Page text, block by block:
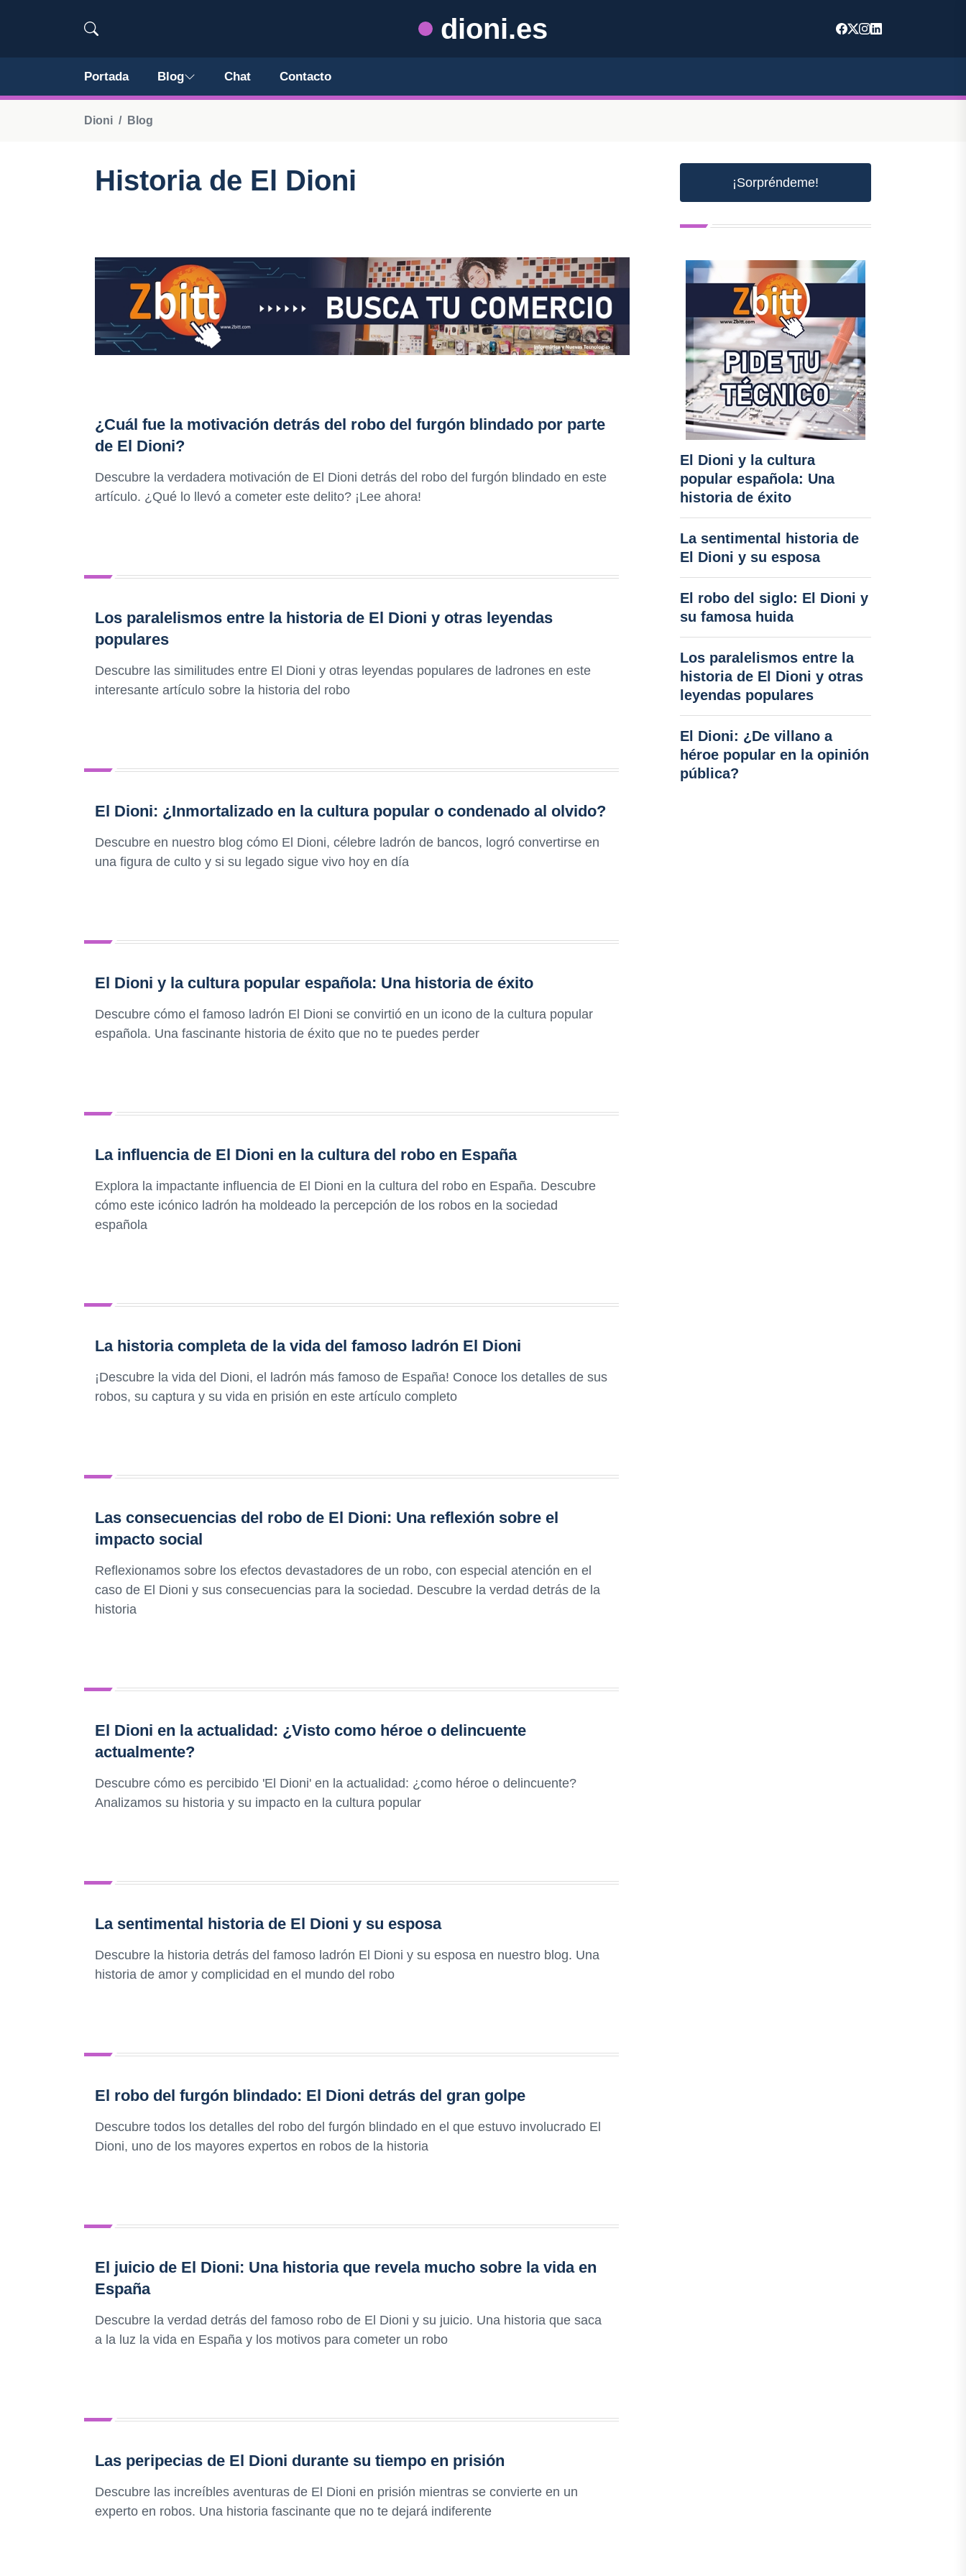
dioni.es
Portada Blog Chat Contacto
Dioni Blog
Historia de El Dioni
¿Cuál fue la motivación detrás del robo del furgón blindado por parte
de El Dioni?
Descubre la verdadera motivación de El Dioni detrás del robo del furgón blindado en este
artículo. ¿Qué lo llevó a cometer este delito? ¡Lee ahora!
Los paralelismos entre la historia de El Dioni y otras leyendas
populares
Descubre las similitudes entre El Dioni y otras leyendas populares de ladrones en este
interesante artículo sobre la historia del robo
El Dioni: ¿Inmortalizado en la cultura popular o condenado al olvido?
Descubre en nuestro blog cómo El Dioni, célebre ladrón de bancos, logró convertirse en
una figura de culto y si su legado sigue vivo hoy en día
El Dioni y la cultura popular española: Una historia de éxito
Descubre cómo el famoso ladrón El Dioni se convirtió en un icono de la cultura popular
española. Una fascinante historia de éxito que no te puedes perder
La influencia de El Dioni en la cultura del robo en España
Explora la impactante influencia de El Dioni en la cultura del robo en España. Descubre
cómo este icónico ladrón ha moldeado la percepción de los robos en la sociedad
española
La historia completa de la vida del famoso ladrón El Dioni
¡Descubre la vida del Dioni, el ladrón más famoso de España! Conoce los detalles de sus
robos, su captura y su vida en prisión en este artículo completo
Las consecuencias del robo de El Dioni: Una reflexión sobre el
impacto social
Reflexionamos sobre los efectos devastadores de un robo, con especial atención en el
caso de El Dioni y sus consecuencias para la sociedad. Descubre la verdad detrás de la
historia
El Dioni en la actualidad: ¿Visto como héroe o delincuente
actualmente?
Descubre cómo es percibido 'El Dioni' en la actualidad: ¿como héroe o delincuente?
Analizamos su historia y su impacto en la cultura popular
La sentimental historia de El Dioni y su esposa
Descubre la historia detrás del famoso ladrón El Dioni y su esposa en nuestro blog. Una
historia de amor y complicidad en el mundo del robo
El robo del furgón blindado: El Dioni detrás del gran golpe
Descubre todos los detalles del robo del furgón blindado en el que estuvo involucrado El
Dioni, uno de los mayores expertos en robos de la historia
El juicio de El Dioni: Una historia que revela mucho sobre la vida en
España
Descubre la verdad detrás del famoso robo de El Dioni y su juicio. Una historia que saca
a la luz la vida en España y los motivos para cometer un robo
Las peripecias de El Dioni durante su tiempo en prisión
Descubre las increíbles aventuras de El Dioni en prisión mientras se convierte en un
experto en robos. Una historia fascinante que no te dejará indiferente
¡Sorpréndeme!
El Dioni y la cultura
popular española: Una
historia de éxito
La sentimental historia de
El Dioni y su esposa
El robo del siglo: El Dioni y
su famosa huida
Los paralelismos entre la
historia de El Dioni y otras
leyendas populares
El Dioni: ¿De villano a
héroe popular en la opinión
pública?